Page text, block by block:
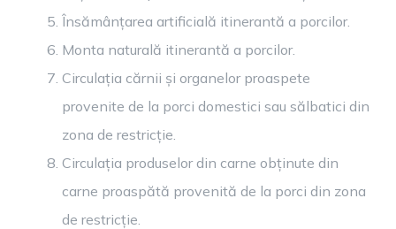
Însămânțarea artificială itinerantă a porcilor.
Monta naturală itinerantă a porcilor.
Circulația cărnii și organelor proaspete
provenite de la porci domestici sau sălbatici din
zona de restricție.
Circulația produselor din carne obținute din
carne proaspătă provenită de la porci din zona
de restricție.